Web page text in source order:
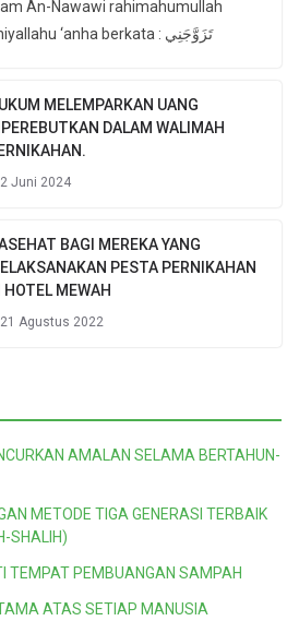
An-Nawawi rahimahumullah
Ta’ala Dari Aisyah radhiyallahu ‘anha berkata : تَزَوَّجَنِي
MELEMPARKAN UANG
DALAM WALIMAH
2 Juni 2024
BAGI MEREKA YANG
PESTA PERNIKAHAN
HOTEL MEWAH
21 Agustus 2022
AMALAN SELAMA BERTAHUN-
METODE TIGA GENERASI TERBAIK
SHALIH)
TEMPAT PEMBUANGAN SAMPAH
ATAS SETIAP MANUSIA